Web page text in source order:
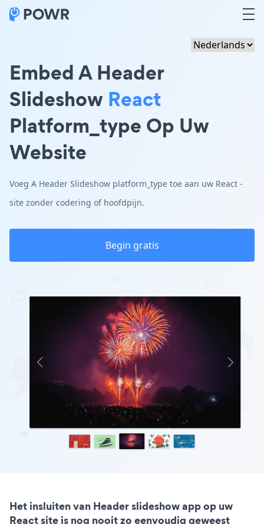
Embed A Header
Slideshow React
Platform_type Op Uw
Website
Voeg A Header Slideshow platform_type toe aan uw React -
site zonder codering of hoofdpijn.
Begin gratis
Het insluiten van Header slideshow app op uw
React site is nog nooit zo eenvoudig geweest